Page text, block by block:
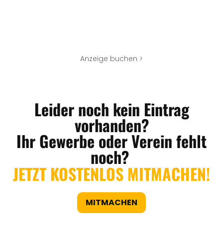
Anzeige buchen >
Leider noch kein Eintrag
vorhanden?
Ihr Gewerbe oder Verein fehlt
noch?
JETZT KOSTENLOS MITMACHEN!
MITMACHEN